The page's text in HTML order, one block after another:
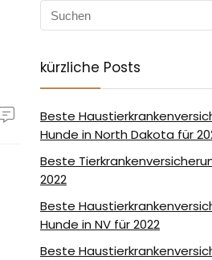
kürzliche Posts
Beste
Hunde in North Dakota für
Beste
2022
Beste
Hunde in NV für 2022
Beste